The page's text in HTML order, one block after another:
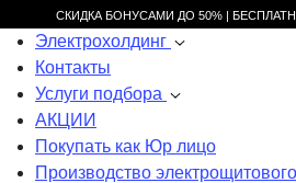
СКИДКА БОНУСАМИ ДО 50% |
Электрохолдинг
Контакты
Услуги подбора
АКЦИИ
Покупать как Юр лицо
Производство